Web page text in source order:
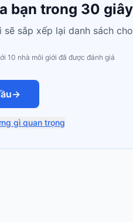
bạn trong 30 giây
sắp xếp lại danh sách
10 nhà môi giới đã được đánh giá
→
gì quan trọng